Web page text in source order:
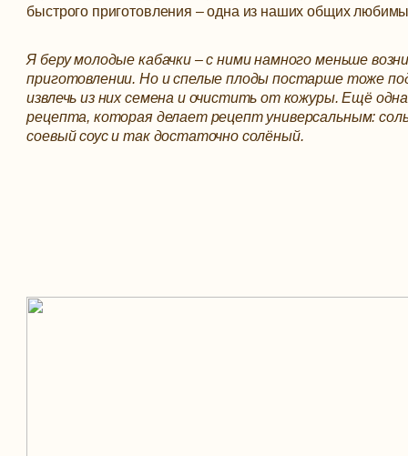
быстрого приготовления – одна из наших общих
Я беру молодые кабачки – с ними намного меньше
приготовлении. Но и спелые плоды постарше тоже
извлечь из них семена и очистить от кожуры. Ещё
рецепта, которая делает рецепт универсальным:
соевый соус и так достаточно солёный.